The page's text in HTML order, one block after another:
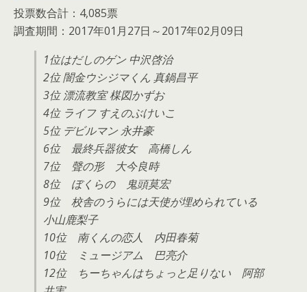
投票数合計：4,085票
調査期間：2017年01月27日～2017年02月09日
1位はだしのゲン 中沢啓治
2位 闇金ウシジマくん 真鍋昌平
3位 漂流教室 楳図かずお
4位 ライフ すえのぶけいこ
5位 デビルマン 永井豪
6位 最終兵器彼女 高橋しん
7位 聲の形 大今良時
8位 ぼくらの 鬼頭莫宏
9位 校舎のうらには天使が埋められている
小山鹿梨子
10位 南くんの恋人 内田春菊
10位 ミュージアム 巴亮介
12位 ちーちゃんはちょっと足りない 阿部